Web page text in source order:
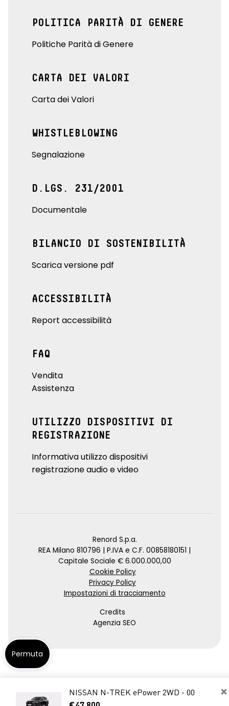
×
NISSAN N-TREK ePower 2WD - 00
POLITICA PARITÀ DI GENERE
Politiche Parità di Genere
CARTA DEI VALORI
Carta dei Valori
WHISTLEBLOWING
Segnalazione
D.LGS. 231/2001
Documentale
BILANCIO DI SOSTENIBILITÀ
Scarica versione pdf
ACCESSIBILITÀ
Report accessibilità
FAQ
Vendita
Assistenza
UTILIZZO DISPOSITIVI DI
REGISTRAZIONE
Informativa utilizzo dispositivi
registrazione audio e video
Renord S.p.a.
REA Milano 810796 | P.IVA e C.F. 00858180151 |
Capitale Sociale € 6.000.000,00
Cookie Policy
Privacy Policy
Impostazioni di tracciamento
Credits
Agenzia SEO
Permuta